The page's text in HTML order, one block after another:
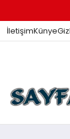
İletişimKünye